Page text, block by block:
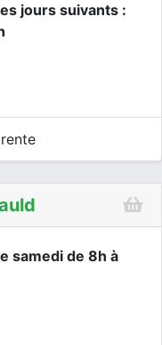
jours suivants :
samedi de 8h à